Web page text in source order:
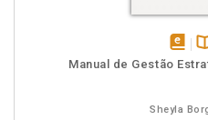
Manual de Gestão
Sheyla